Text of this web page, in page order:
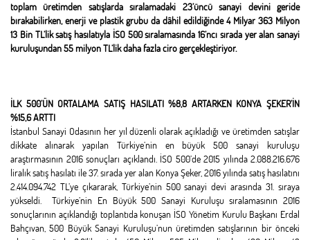
toplam üretimden satışlarda sıralamadaki 23’üncü sanayi devini geride
bırakabilirken, enerji ve plastik grubu da dâhil edildiğinde 4 Milyar 363 Milyon
13 Bin TL’lik satış hasılatıyla İSO 500 sıralamasında 16’ncı sırada yer alan sanayi
kuruluşundan 55 milyon TL’lik daha fazla ciro gerçekleştiriyor.
İLK 500’ÜN ORTALAMA SATIŞ HASILATI %8,8 ARTARKEN KONYA ŞEKER’İN
%15,6 ARTTI
İstanbul Sanayi Odasının her yıl düzenli olarak açıkladığı ve üretimden satışlar
dikkate alınarak yapılan Türkiye’nin en büyük 500 sanayi kuruluşu
araştırmasının 2016 sonuçları açıklandı. İSO 500’de 2015 yılında 2.088.216.676
liralık satış hasılatı ile 37. sırada yer alan Konya Şeker, 2016 yılında satış hasılatını
2.414.094.742 TL’ye çıkararak, Türkiye’nin 500 sanayi devi arasında 31. sıraya
yükseldi. Türkiye’nin En Büyük 500 Sanayi Kuruluşu sıralamasının 2016
sonuçlarının açıklandığı toplantıda konuşan İSO Yönetim Kurulu Başkanı Erdal
Bahçıvan, 500 Büyük Sanayi Kuruluşu’nun üretimden satışlarının bir önceki